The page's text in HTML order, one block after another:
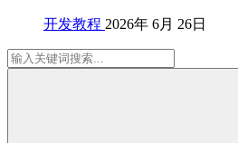
开发教程 2026年 6月 26日